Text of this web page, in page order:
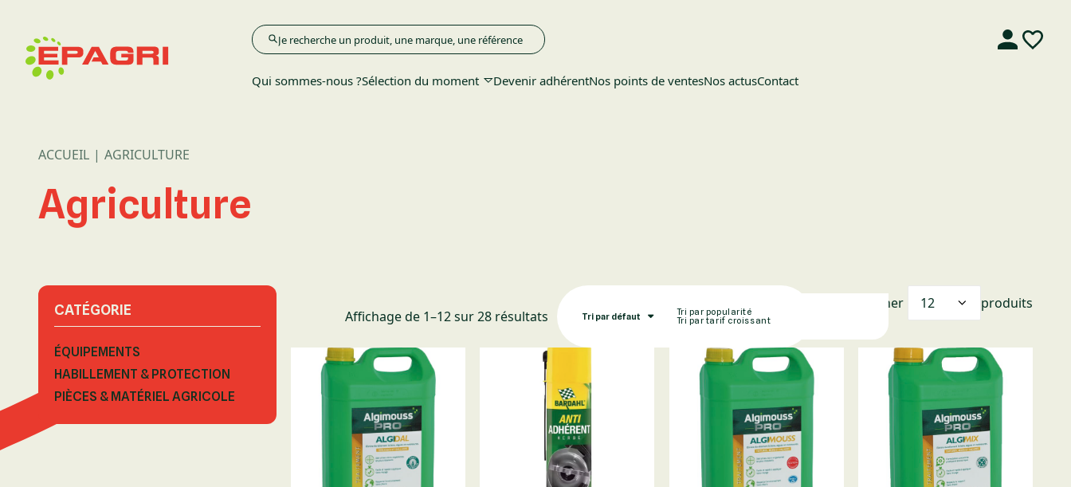
Qui sommes-nous ?Sélection du moment Devenir adhérentNos points de ventesNos actusContact
Agriculture
Élevage
Espace Verts
ACCUEIL AGRICULTURE
Agriculture
CATÉGORIE
ÉQUIPEMENTS
HABILLEMENT & PROTECTION
PIÈCES & MATÉRIEL AGRICOLE
Afficher produits
Tri par défaut Tri par popularité
Tri par tarif croissant
Affichage de 1–12 sur 28 résultats